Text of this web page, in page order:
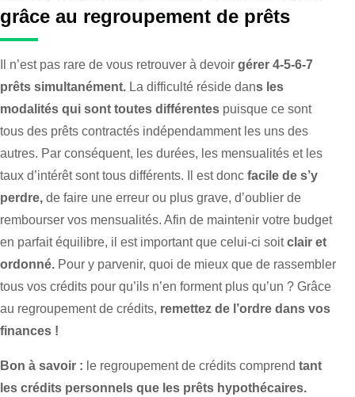
grâce au regroupement de prêts
Il n’est pas rare de vous retrouver à devoir gérer 4-5-6-7
prêts simultanément. La difficulté réside dans les
modalités qui sont toutes différentes puisque ce sont
tous des prêts contractés indépendamment les uns des
autres. Par conséquent, les durées, les mensualités et les
taux d’intérêt sont tous différents. Il est donc facile de s’y
perdre, de faire une erreur ou plus grave, d’oublier de
rembourser vos mensualités. Afin de maintenir votre budget
en parfait équilibre, il est important que celui-ci soitclair et
ordonné. Pour y parvenir, quoi de mieux que de rassembler
tous vos crédits pour qu’ils n’en forment plus qu’un ? Grâce
au regroupement de crédits, remettez de l’ordre dans vos
finances !
Bon à savoir : le regroupement de crédits comprend tant
les crédits personnels que les prêts hypothécaires.